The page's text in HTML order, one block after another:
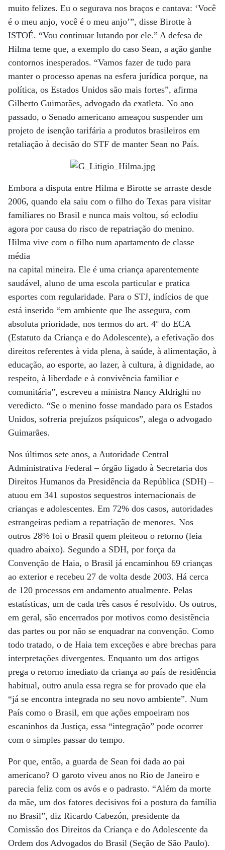
muito felizes. Eu o segurava nos braços e cantava: ‘Você
é o meu anjo, você é o meu anjo’”, disse Birotte à
ISTOÉ. “Vou continuar lutando por ele.” A defesa de
Hilma teme que, a exemplo do caso Sean, a ação ganhe
contornos inesperados. “Vamos fazer de tudo para
manter o processo apenas na esfera jurídica porque, na
política, os Estados Unidos são mais fortes”, afirma
Gilberto Guimarães, advogado da exatleta. No ano
passado, o Senado americano ameaçou suspender um
projeto de isenção tarifária a produtos brasileiros em
retaliação à decisão do STF de manter Sean no País.
Embora a disputa entre Hilma e Birotte se arraste desde
2006, quando ela saiu com o filho do Texas para visitar
familiares no Brasil e nunca mais voltou, só eclodiu
agora por causa do risco de repatriação do menino.
Hilma vive com o filho num apartamento de classe
média
na capital mineira. Ele é uma criança aparentemente
saudável, aluno de uma escola particular e pratica
esportes com regularidade. Para o STJ, indícios de que
está inserido “em ambiente que lhe assegura, com
absoluta prioridade, nos termos do art. 4º do ECA
(Estatuto da Criança e do Adolescente), a efetivação dos
direitos referentes à vida plena, à saúde, à alimentação, à
educação, ao esporte, ao lazer, à cultura, à dignidade, ao
respeito, à liberdade e à convivência familiar e
comunitária”, escreveu a ministra Nancy Aldrighi no
veredicto. “Se o menino fosse mandado para os Estados
Unidos, sofreria prejuízos psíquicos”, alega o advogado
Guimarães.
Nos últimos sete anos, a Autoridade Central
Administrativa Federal – órgão ligado à Secretaria dos
Direitos Humanos da Presidência da República (SDH) –
atuou em 341 supostos sequestros internacionais de
crianças e adolescentes. Em 72% dos casos, autoridades
estrangeiras pediam a repatriação de menores. Nos
outros 28% foi o Brasil quem pleiteou o retorno (leia
quadro abaixo). Segundo a SDH, por força da
Convenção de Haia, o Brasil já encaminhou 69 crianças
ao exterior e recebeu 27 de volta desde 2003. Há cerca
de 120 processos em andamento atualmente. Pelas
estatísticas, um de cada três casos é resolvido. Os outros,
em geral, são encerrados por motivos como desistência
das partes ou por não se enquadrar na convenção. Como
todo tratado, o de Haia tem exceções e abre brechas para
interpretações divergentes. Enquanto um dos artigos
prega o retorno imediato da criança ao país de residência
habitual, outro anula essa regra se for provado que ela
“já se encontra integrada no seu novo ambiente”. Num
País como o Brasil, em que ações empoeiram nos
escaninhos da Justiça, essa “integração” pode ocorrer
com o simples passar do tempo.
Por que, então, a guarda de Sean foi dada ao pai
americano? O garoto viveu anos no Rio de Janeiro e
parecia feliz com os avós e o padrasto. “Além da morte
da mãe, um dos fatores decisivos foi a postura da família
no Brasil”, diz Ricardo Cabezón, presidente da
Comissão dos Direitos da Criança e do Adolescente da
Ordem dos Advogados do Brasil (Seção de São Paulo).